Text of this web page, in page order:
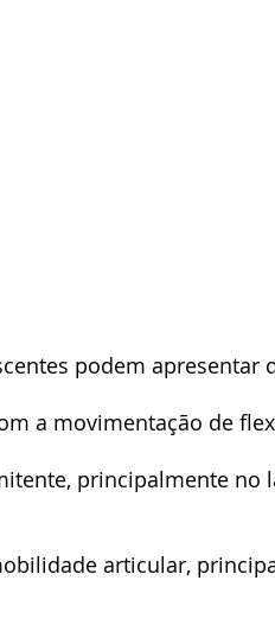
podem apresentar
a movimentação de
principalmente no
articular,